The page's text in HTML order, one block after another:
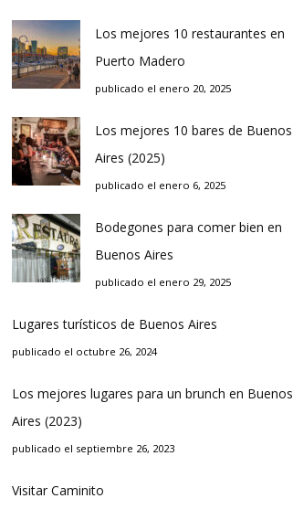
Los mejores 10 restaurantes en
Puerto Madero
publicado el enero 20, 2025
Los mejores 10 bares de Buenos
Aires (2025)
publicado el enero 6, 2025
Bodegones para comer bien en
Buenos Aires
publicado el enero 29, 2025
Lugares turísticos de Buenos Aires
publicado el octubre 26, 2024
Los mejores lugares para un brunch en Buenos
Aires (2023)
publicado el septiembre 26, 2023
Visitar Caminito